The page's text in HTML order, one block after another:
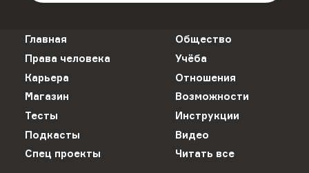
Главная
Общество
Права человека
Учёба
Карьера
Отношения
Магазин
Возможности
Тесты
Инструкции
Подкасты
Видео
Спец проекты
Читать все